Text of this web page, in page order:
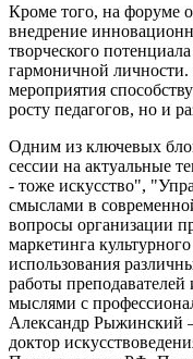
Кроме того, на форуме
внедрение
творческого
гармоничной
мероприятия
росту педагогов, но и
Одним из ключевых
сессии на актуальные
- тоже искусство",
смыслами в
вопросы организации
маркетинга
использования
работы
мыслями с
Александр Рыжинский
доктор